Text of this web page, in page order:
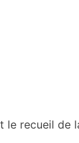
recueil